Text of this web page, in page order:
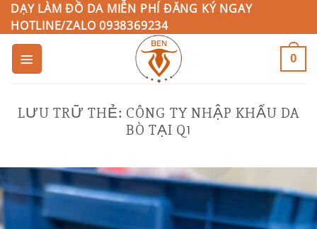
Bỏ
qua
nội
DẠY LÀM ĐỒ DA MIỄN PHÍ ĐĂNG KÝ NGAY
HOTLINE/ZALO 0938369234
0
LƯU TRỮ THẺ: CÔNG TY NHẬP KHẨU DA
BÒ TẠI Q1